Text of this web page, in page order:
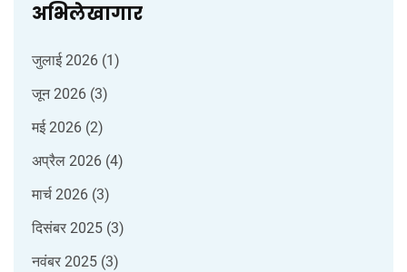
अभिलेखागार
जुलाई 2026 (1)
जून 2026 (3)
मई 2026 (2)
अप्रैल 2026 (4)
मार्च 2026 (3)
दिसंबर 2025 (3)
नवंबर 2025 (3)